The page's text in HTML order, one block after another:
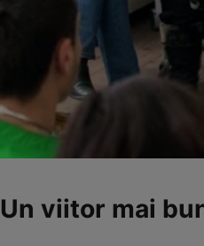
Un viitor mai